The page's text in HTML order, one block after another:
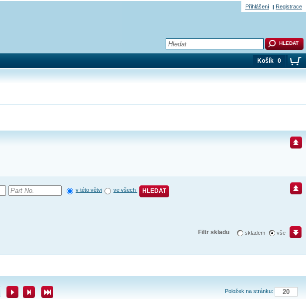
v této větvi ve všech HLEDAT
Filtr skladu skladem vše
Položek na stránku:
Košík 0
Přihlášení Registrace